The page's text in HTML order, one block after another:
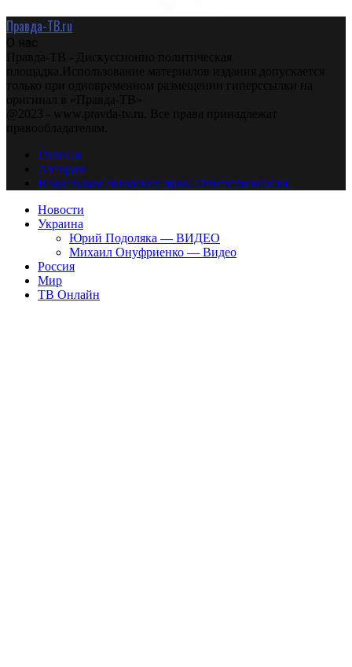
Правда-ТВ.ru
О нас
Правда-ТВ - Дискуссионно политическая
площадка.Использование материалов издания допускается
только при одновременном размещении гиперссылки на
оригинал в «Правда-ТВ»
@2023 - www.pravda-tv.ru. Все права принадлежат
правообладателям.
Главная
Авторам
Владельцам авторских прав. Ответственности.
Новости
Украина
Юрий Подоляка — ВИДЕО
Михаил Онуфриенко — Видео
Россия
Мир
ТВ Онлайн